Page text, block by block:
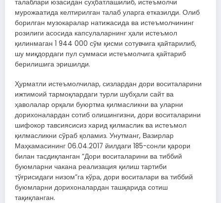
талаблари юзасидан суҳбатлашилиб, истеъмолчи
мурожаатида келтирилган талаб уларга етказилди. Олиб
борилган музокаралар натижасида ва истеъмолчининг
розилиги асосида капсулаларнинг ҳали истеъмол
қилинмаган 1 944 000 сўм қисми сотувчига қайтарилиб,
шу миқдордаги пул суммаси истеъмолчига қайтариб
берилишига эришилди.
Ҳурматли истеъмолчилар, сизлардан дори воситаларини
ижтимоий тармоқлардаги турли шубҳали сайт ва
ҳаволалар орқали буюртма қилмасликни ва уларни
дорихоналардан сотиб олишингизни, дори воситаларини
шифокор тавсиясисиз харид қилмаслик ва истеъмол
қилмасликни сўраб қоламиз. Унутманг, Вазирлар
Маҳкамасининг 06.04.2017 йилдаги 185-сонли қарори
билан тасдиқланган “Дори воситаларини ва тиббий
буюмларни чакана реализация қилиш тартиби
тўғрисидаги низом”га кўра, дори воситалари ва тиббий
буюмларни дорихоналардан ташқарида сотиш
тақиқланган.